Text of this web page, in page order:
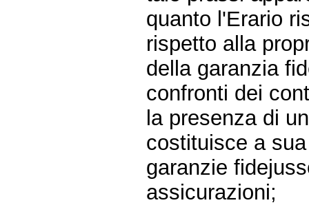
quanto l'Erario
rispetto alla
della garanzia
confronti dei
la presenza di
costituisce a
garanzie
assicurazioni;